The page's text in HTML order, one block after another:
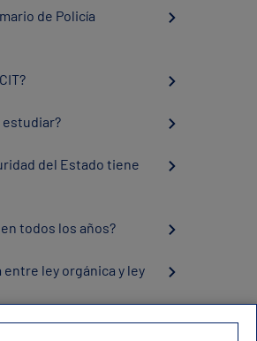
de Policía
estudiar?
del Estado tiene
todos los años?
entre ley orgánica y ley